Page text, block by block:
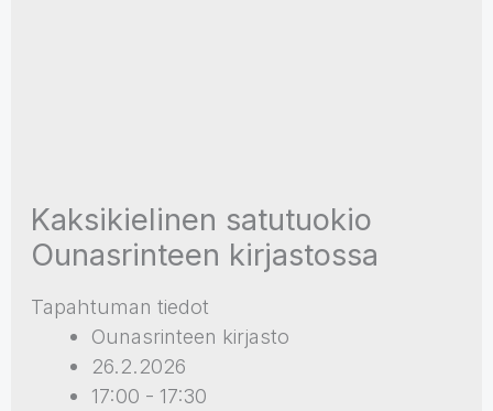
Kaksikielinen satutuokio
Ounasrinteen kirjastossa
Tapahtuman tiedot
Ounasrinteen kirjasto
26.2.2026
17:00 - 17:30